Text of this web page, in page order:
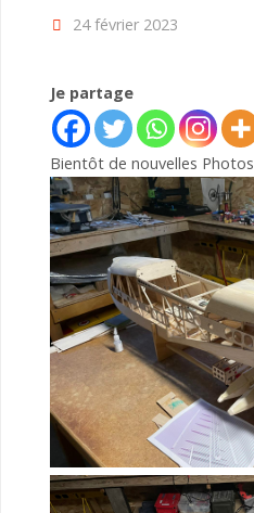
24 février 2023
Je partage
Bientôt de nouvelles Photos